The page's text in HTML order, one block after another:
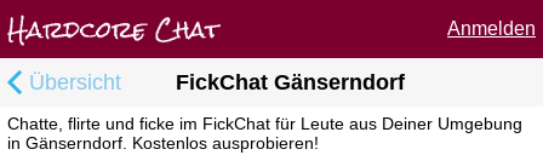
Anmelden
Übersicht FickChat Gänserndorf
Chatte, flirte und ficke im FickChat für Leute aus Deiner Umgebung
in Gänserndorf. Kostenlos ausprobieren!